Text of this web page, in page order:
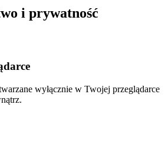
i prywatność
wyłącznie w Twojej przeglądarce